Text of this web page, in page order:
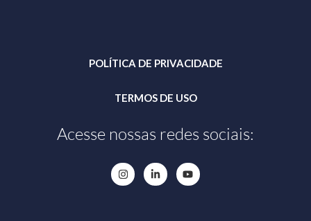
POLÍTICA DE PRIVACIDADE
TERMOS DE USO
Acesse nossas redes sociais: